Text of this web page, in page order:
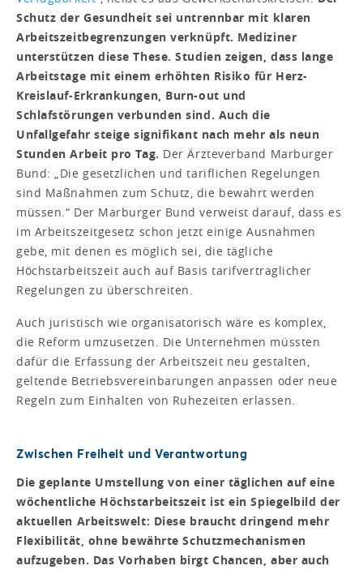
Schutz der Gesundheit sei untrennbar mit klaren
Arbeitszeitbegrenzungen verknüpft. Mediziner
unterstützen diese These. Studien zeigen, dass lange
Arbeitstage mit einem erhöhten Risiko für Herz-
Kreislauf-Erkrankungen, Burn-out und
Schlafstörungen verbunden sind. Auch die
Unfallgefahr steige signifikant nach mehr als neun
Stunden Arbeit pro Tag. Der Ärzteverband Marburger
Bund: „Die gesetzlichen und tariflichen Regelungen
sind Maßnahmen zum Schutz, die bewahrt werden
müssen.“ Der Marburger Bund verweist darauf, dass es
im Arbeitszeitgesetz schon jetzt einige Ausnahmen
gebe, mit denen es möglich sei, die tägliche
Höchstarbeitszeit auch auf Basis tarifvertraglicher
Regelungen zu überschreiten.
Auch juristisch wie organisatorisch wäre es komplex,
die Reform umzusetzen. Die Unternehmen müssten
dafür die Erfassung der Arbeitszeit neu gestalten,
geltende Betriebsvereinbarungen anpassen oder neue
Regeln zum Einhalten von Ruhezeiten erlassen.
Zwischen Freiheit und Verantwortung
Die geplante Umstellung von einer täglichen auf eine
wöchentliche Höchstarbeitszeit ist ein Spiegelbild der
aktuellen Arbeitswelt: Diese braucht dringend mehr
Flexibilität, ohne bewährte Schutzmechanismen
aufzugeben. Das Vorhaben birgt Chancen, aber auch